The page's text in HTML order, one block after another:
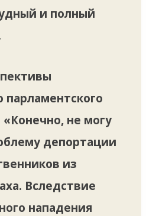
и полный
не могу
депортации
из
Вследствие
нападения